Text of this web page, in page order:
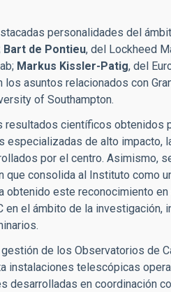
personalidades del
Bart de Pontieu, del Lockheed
Markus Kissler-Patig, del
los asuntos relacionados con
of Southampton.
resultados científicos obtenidos
de alto impacto,
por el centro. Asimismo,
que consolida al Instituto como
obtenido este reconocimiento
el ámbito de la investigación,
de los Observatorios de
instalaciones telescópicas
desarrolladas en coordinación